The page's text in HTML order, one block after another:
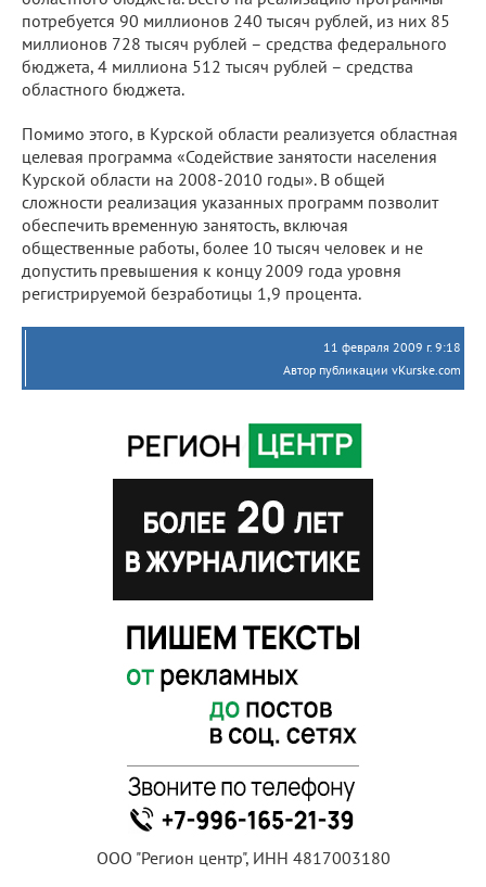
потребуется 90 миллионов 240 тысяч рублей, из них 85
миллионов 728 тысяч рублей – средства федерального
бюджета, 4 миллиона 512 тысяч рублей – средства
областного бюджета.
Помимо этого, в Курской области реализуется областная
целевая программа «Содействие занятости населения
Курской области на 2008-2010 годы». В общей
сложности реализация указанных программ позволит
обеспечить временную занятость, включая
общественные работы, более 10 тысяч человек и не
допустить превышения к концу 2009 года уровня
регистрируемой безработицы 1,9 процента.
11 февраля 2009 г. 9:18
Автор публикации vKurske.com
ООО "Регион центр", ИНН 4817003180